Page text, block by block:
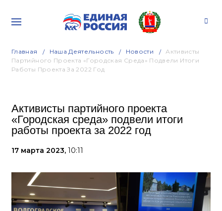
Главная Наша Деятельность Новости
Активисты
Партийного Проекта «Городская Среда» Подвели Итоги
Работы Проекта За 2022 Год
Активисты партийного проекта
«Городская среда» подвели итоги
работы проекта за 2022 год
17 марта 2023, 10:11